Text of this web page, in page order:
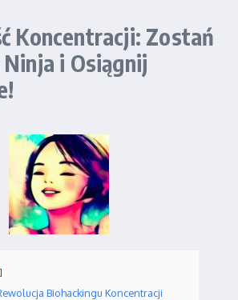
Koncentracji: Zostań
i Osiągnij
Biohackingu Koncentracji